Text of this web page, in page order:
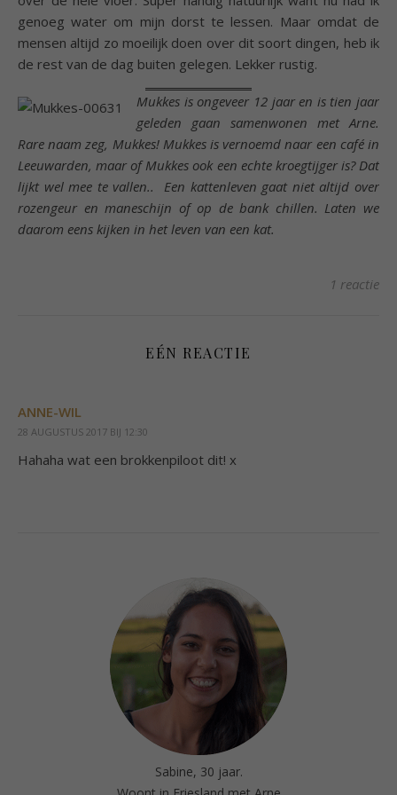
genoeg water om mijn dorst te lessen. Maar omdat de
mensen altijd zo moeilijk doen over dit soort dingen, heb ik
de rest van de dag buiten gelegen. Lekker rustig.
Mukkes is ongeveer 12 jaar en is tien jaar
geleden gaan samenwonen met Arne.
Rare naam zeg, Mukkes! Mukkes is vernoemd naar een café in
Leeuwarden, maar of Mukkes ook een echte kroegtijger is? Dat
lijkt wel mee te vallen.. Een kattenleven gaat niet altijd over
rozengeur en maneschijn of op de bank chillen. Laten we
daarom eens kijken in het leven van een kat.
1 reactie
EÉN REACTIE
ANNE-WIL
28 AUGUSTUS 2017 BIJ 12:30
Hahaha wat een brokkenpiloot dit! x
Sabine, 30 jaar.